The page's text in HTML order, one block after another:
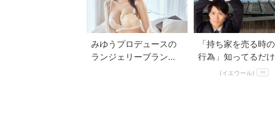
みゆうプロデュースの
ランジェリーブランド
「持ち家を売る時
行為」知ってるだ
得する事とは
(イエウール) PR